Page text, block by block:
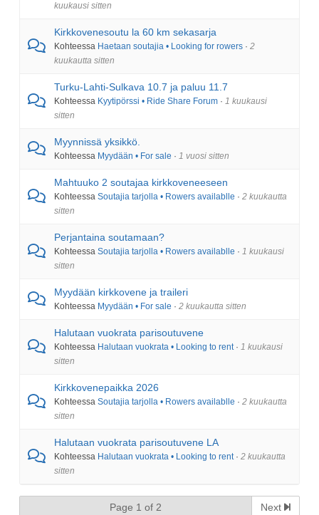
kuukausi sitten
Kirkkovenesoutu la 60 km sekasarja
Kohteessa Haetaan soutajia • Looking for rowers· 2
kuukautta sitten
Turku-Lahti-Sulkava 10.7 ja paluu 11.7
Kohteessa Kyytipörssi • Ride Share Forum· 1 kuukausi
sitten
Myynnissä yksikkö.
Kohteessa Myydään • For sale · 1 vuosi sitten
Mahtuuko 2 soutajaa kirkkoveneeseen
Kohteessa Soutajia tarjolla • Rowers availablle · 2 kuukautta
sitten
Perjantaina soutamaan?
Kohteessa Soutajia tarjolla • Rowers availablle · 1 kuukausi
sitten
Myydään kirkkovene ja traileri
Kohteessa Myydään • For sale · 2 kuukautta sitten
Halutaan vuokrata parisoutuvene
Kohteessa Halutaan vuokrata • Looking to rent· 1 kuukausi
sitten
Kirkkovenepaikka 2026
Kohteessa Soutajia tarjolla • Rowers availablle · 2 kuukautta
sitten
Halutaan vuokrata parisoutuvene LA
Kohteessa Halutaan vuokrata • Looking to rent· 2 kuukautta
sitten
Page 1 of 2 Next